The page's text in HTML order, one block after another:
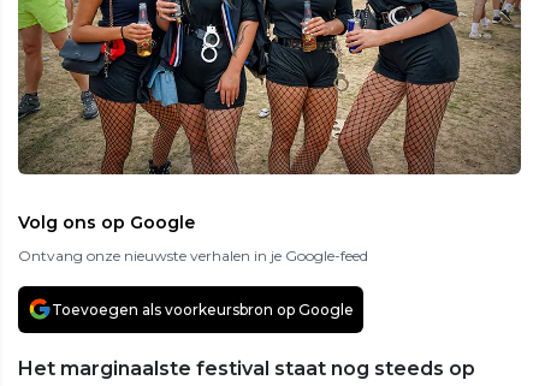
Volg ons op Google
Ontvang onze nieuwste verhalen in je Google-feed
Toevoegen als voorkeursbron op Google
Het marginaalste festival staat nog steeds op